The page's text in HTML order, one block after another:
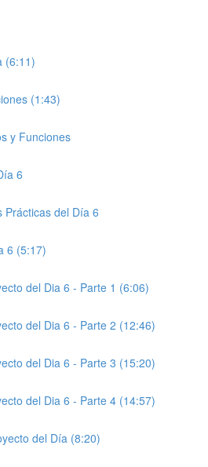
(6:11)
(1:43)
y Funciones
6
Prácticas del Día 6
6 (5:17)
del Dia 6 - Parte 1 (6:06)
del Dia 6 - Parte 2 (12:46)
del Dia 6 - Parte 3 (15:20)
del Dia 6 - Parte 4 (14:57)
del Día (8:20)